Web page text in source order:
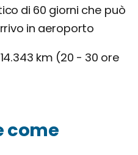
di 60 giorni che può
in aeroporto
14.343 km (20 - 30 ore
come